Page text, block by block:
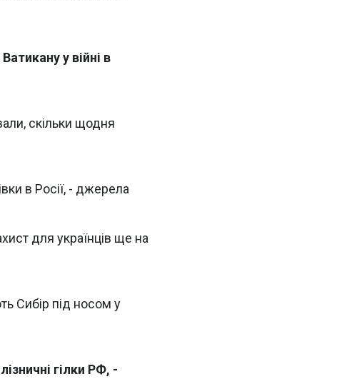
у війні в
скільки щодня
в Росії, - джерела
для українців ще на
Сибір під носом у
гілки РФ, -